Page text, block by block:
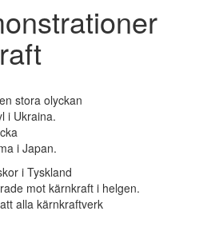
stora olyckan
i Ukraina.
i Japan.
i Tyskland
mot kärnkraft i helgen.
alla kärnkraftverk